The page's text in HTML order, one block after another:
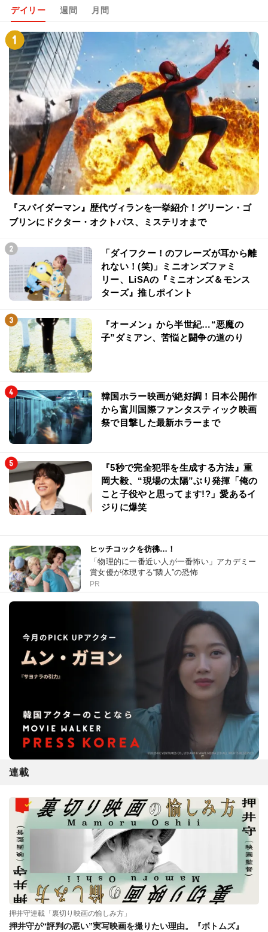
デイリー 週間 月間
『スパイダーマン』歴代ヴィランを一挙紹介！グリーン・ゴ
ブリンにドクター・オクトパス、ミステリオまで
「ダイフクー！のフレーズが耳から離
れない！(笑)」ミニオンズファミ
リー、LiSAの『ミニオンズ＆モンス
ターズ』推しポイント
『オーメン』から半世紀…“悪魔の
子”ダミアン、苦悩と闘争の道のり
韓国ホラー映画が絶好調！日本公開作
から富川国際ファンタスティック映画
祭で目撃した最新ホラーまで
『5秒で完全犯罪を生成する方法』重
岡大毅、“現場の太陽”ぶり発揮「俺の
こと子役やと思ってます!?」愛あるイ
ジりに爆笑
ヒッチコックを彷彿…！
「物理的に一番近い人が一番怖い」アカデミー
賞女優が体現する“隣人”の恐怖
PR
連載
押井守連載「裏切り映画の愉しみ方」
押井守が“評判の悪い”実写映画を撮りたい理由。『ボトムズ』